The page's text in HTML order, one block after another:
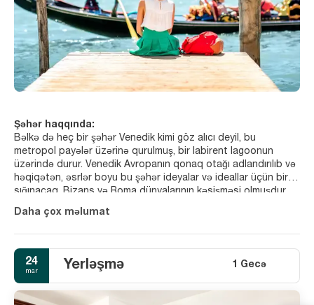
Şəhər haqqında:
Bəlkə də heç bir şəhər Venedik kimi göz alıcı deyil, bu
metropol payələr üzərinə qurulmuş, bir labirent lagoonun
üzərində durur. Venedik Avropanın qonaq otağı adlandırılıb və
həqiqətən, əsrlər boyu bu şəhər ideyalar və ideallar üçün bir
sığınacaq, Bizans və Roma dünyalarının kəsişməsi olmuşdur.
Bizans saraylarını tamaşa etmək üçün gondolalara qalxırlar,
parmak ucunda dururlar. Heç bir abidə şəhərin özü qədər
xatirələrdə qalmır, belə ki, əsas görüntüləri yalnız gəzinti üçün
bir bahane kimi istifadə edin. Venedik San Marco meydanı
ətrafında fırlanır. Mozaika ilə örtülü San Marco Bazilikasının ən
Daha çox məlumat
24
mar Yerləşmə 1 Gecə